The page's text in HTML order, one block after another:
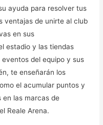
ayuda para resolver tus
ventajas de unirte al club
en sus
estadio y las tiendas
del equipo y sus
te enseñarán los
el acumular puntos y
en las marcas de
Reale Arena.